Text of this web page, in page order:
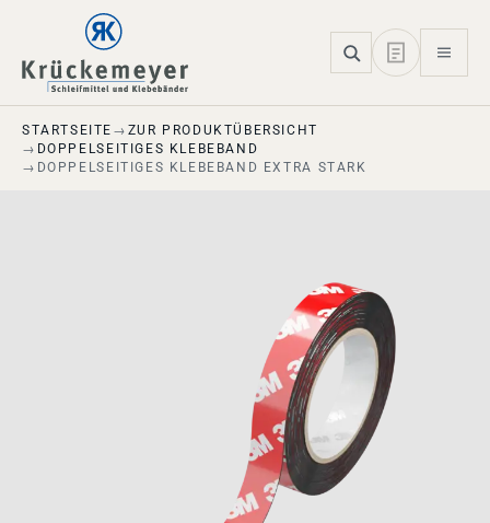
Skip to main navigation
Skip to main content
Skip to page footer
STARTSEITE
ZUR PRODUKTÜBERSICHT
DOPPELSEITIGES KLEBEBAND
DOPPELSEITIGES KLEBEBAND EXTRA STARK